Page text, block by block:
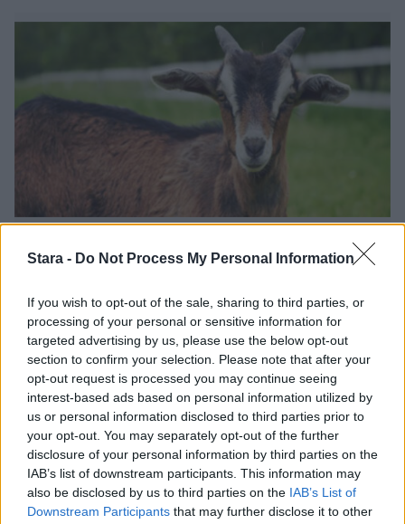
Stara - Do Not Process My Personal Information
If you wish to opt-out of the sale, sharing to third parties, or
processing of your personal or sensitive information for
targeted advertising by us, please use the below opt-out
section to confirm your selection. Please note that after your
opt-out request is processed you may continue seeing
interest-based ads based on personal information utilized by
us or personal information disclosed to third parties prior to
your opt-out. You may separately opt-out of the further
disclosure of your personal information by third parties on the
IAB’s list of downstream participants. This information may
also be disclosed by us to third parties on the IAB’s List of
Downstream Participants that may further disclose it to other
Hauska näky videolle – vuohi sai
donitsin kahvilan autokaistalla